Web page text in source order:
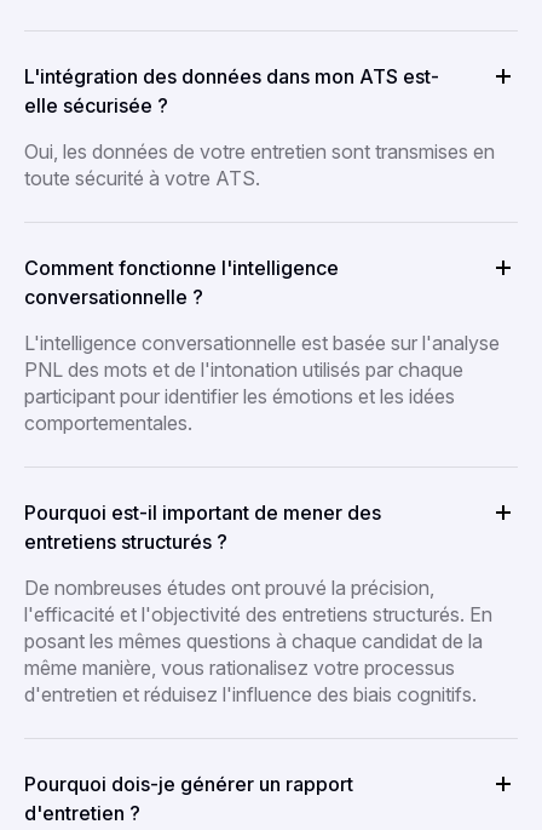
L'intégration des données dans mon ATS est-
elle sécurisée ?
Oui, les données de votre entretien sont transmises en
toute sécurité à votre ATS.
Comment fonctionne l'intelligence
conversationnelle ?
L'intelligence conversationnelle est basée sur l'analyse
PNL des mots et de l'intonation utilisés par chaque
participant pour identifier les émotions et les idées
comportementales.
Pourquoi est-il important de mener des
entretiens structurés ?
De nombreuses études ont prouvé la précision,
l'efficacité et l'objectivité des entretiens structurés. En
posant les mêmes questions à chaque candidat de la
même manière, vous rationalisez votre processus
d'entretien et réduisez l'influence des biais cognitifs.
Pourquoi dois-je générer un rapport
d'entretien ?